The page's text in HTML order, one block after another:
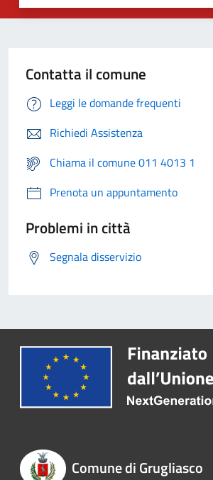
Contatta il comune
Leggi le domande frequenti
Richiedi Assistenza
Chiama il comune 011 4013 1
Prenota un appuntamento
Problemi in città
Segnala disservizio
Comune di Grugliasco